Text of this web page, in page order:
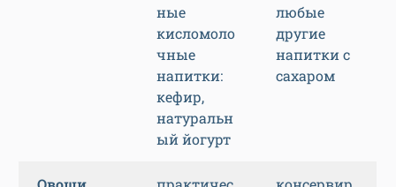
ные
кисломоло
чные
напитки:
кефир,
натуральн
ый йогурт
любые
другие
напитки с
сахаром